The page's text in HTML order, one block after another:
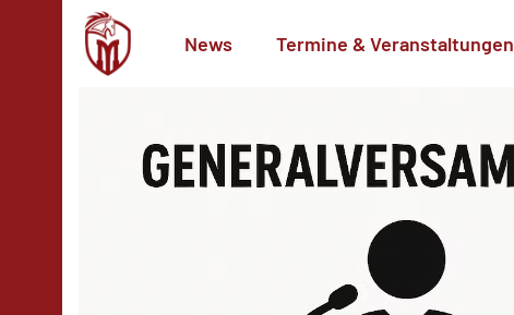
News Termine & Veranstaltungen